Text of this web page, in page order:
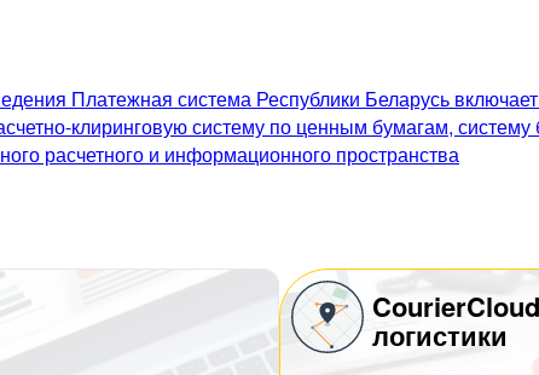
Платежная система Республики Беларусь
клиринговую систему по ценным бумагам,
расчетного и информационного пространства
логистики